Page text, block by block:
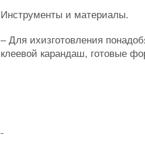
Инструменты и материалы.
– Для ихизготовления
клеевой карандаш, готовые